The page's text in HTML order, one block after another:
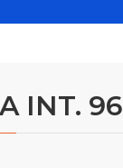
INT. 96